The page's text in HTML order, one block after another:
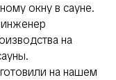
окну в сауне.
на
на нашем